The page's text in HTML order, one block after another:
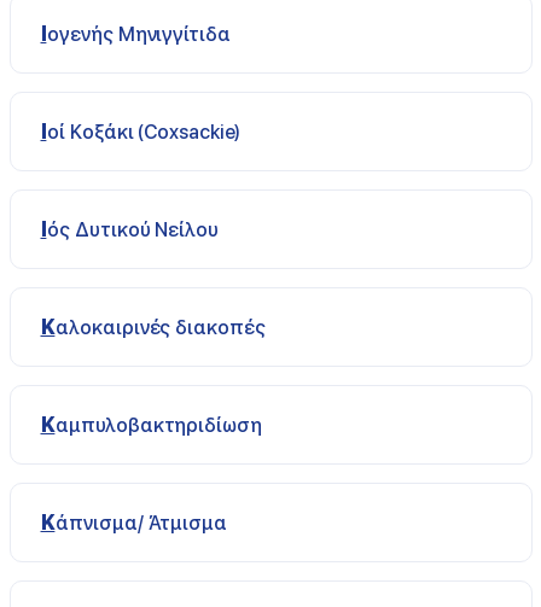
Ιογενής Μηνιγγίτιδα
Ιοί Κοξάκι (Coxsackie)
Ιός Δυτικού Νείλου
Καλοκαιρινές διακοπές
Καμπυλοβακτηριδίωση
Κάπνισμα/ Άτμισμα